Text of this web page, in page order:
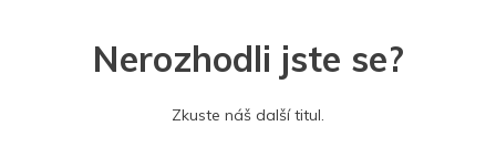
Nerozhodli jste se?
Zkuste náš další titul.